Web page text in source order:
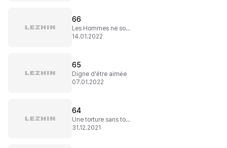
66
Les Hommes ne sont pas des objets
14.01.2022
65
Digne d'être aimée
07.01.2022
64
Une torture sans torture
31.12.2021